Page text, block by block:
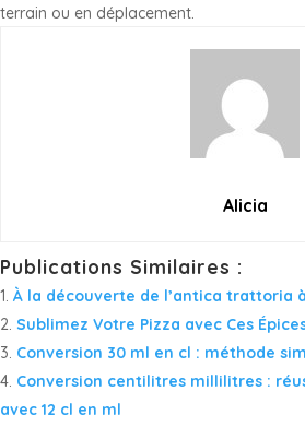
terrain ou en déplacement.
Alicia
Publications Similaires :
À la découverte de l’antica trattoria
Sublimez Votre Pizza avec Ces
Conversion 30 ml en cl : méthode
Conversion centilitres millilitres :
avec 12 cl en ml